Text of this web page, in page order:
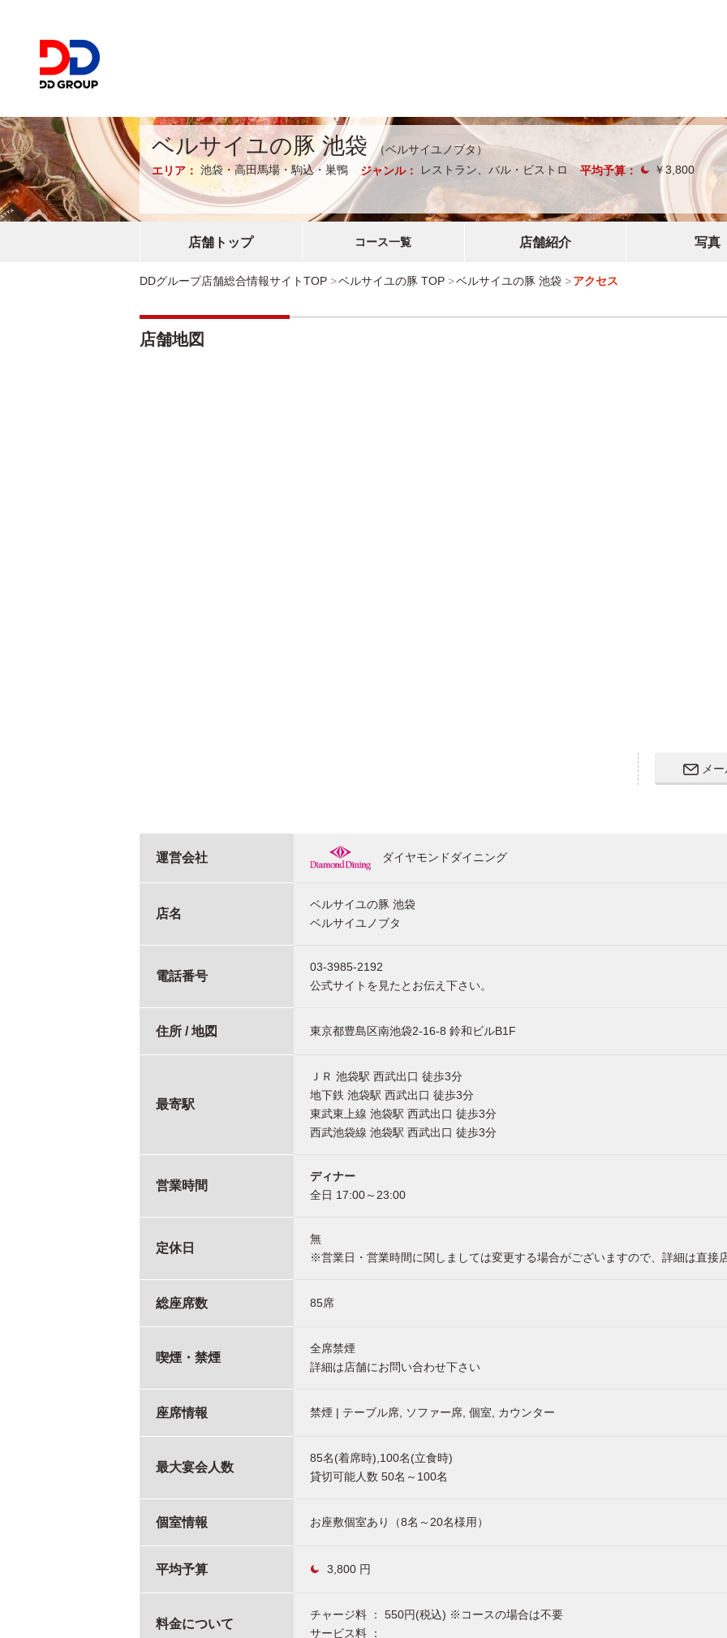
ベルサイユの豚 池袋 （ベルサイユノブタ）
エリア： 池袋・高田馬場・駒込・巣鴨 ジャンル： レストラン、バル・ビストロ 平均予算：
￥3,800
店舗トップ コース一覧 店舗紹介 写真
DDグループ店舗総合情報サイトTOP ベルサイユの豚 TOP ベルサイユの豚 池袋 アクセス
店舗地図
メ
運営会社 ダイヤモンドダイニング
店名
ベルサイユの豚 池袋
ベルサイユノブタ
電話番号
03-3985-2192
公式サイトを見たとお伝え下さい。
住所 / 地図 東京都豊島区南池袋2-16-8 鈴和ビルB1F
最寄駅
ＪＲ 池袋駅 西武出口 徒歩3分
地下鉄 池袋駅 西武出口 徒歩3分
東武東上線 池袋駅 西武出口 徒歩3分
西武池袋線 池袋駅 西武出口 徒歩3分
営業時間
ディナー
全日 17:00～23:00
定休日
無
※営業日・営業時間に関しましては変更する場合がございますので、詳細は直接
総座席数 85席
喫煙・禁煙
全席禁煙
詳細は店舗にお問い合わせ下さい
座席情報 禁煙 | テーブル席, ソファー席, 個室, カウンター
最大宴会人数
85名(着席時),100名(立食時)
貸切可能人数 50名～100名
個室情報 お座敷個室あり（8名～20名様用）
平均予算 3,800 円
料金について
チャージ料 ： 550円(税込) ※コースの場合は不要
サービス料 ：